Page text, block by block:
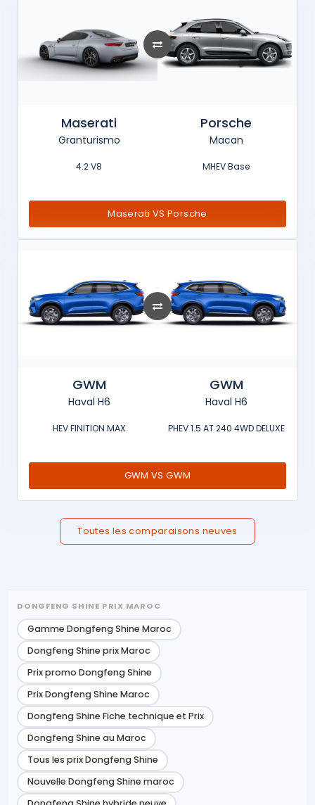
Maserati
Granturismo
4.2 V8
Porsche
Macan
MHEV Base
Maserati VS Porsche
GWM
Haval H6
HEV FINITION MAX
GWM
Haval H6
PHEV 1.5 AT 240 4WD DELUXE
GWM VS GWM
Toutes les comparaisons neuves
DONGFENG SHINE PRIX MAROC
Gamme Dongfeng Shine Maroc
Dongfeng Shine prix Maroc
Prix promo Dongfeng Shine
Prix Dongfeng Shine Maroc
Dongfeng Shine Fiche technique et Prix
Dongfeng Shine au Maroc
Tous les prix Dongfeng Shine
Nouvelle Dongfeng Shine maroc